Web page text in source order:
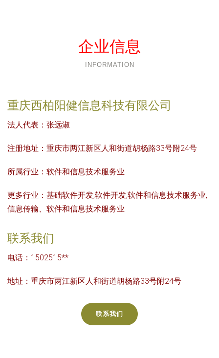
企业信息
INFORMATION
重庆西柏阳健信息科技有限公司
法人代表： 张远淑
注册地址： 重庆市两江新区人和街道胡杨路33号附24号
所属行业： 软件和信息技术服务业
更多行业： 基础软件开发,软件开发,软件和信息技术服务业,
信息传输、软件和信息技术服务业
联系我们
电话：1502515**
地址：重庆市两江新区人和街道胡杨路33号附24号
联系我们